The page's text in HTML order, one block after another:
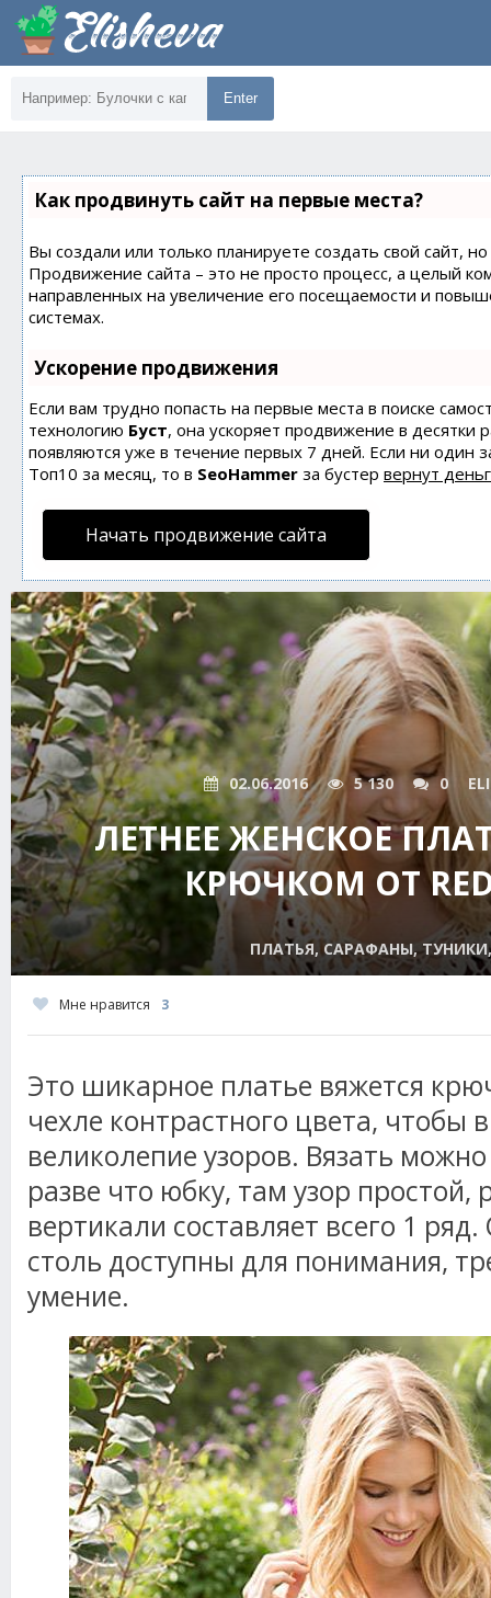
Enter
Как продвинуть сайт на первые места?
Вы создали или только планируете создать свой сайт,
Продвижение сайта – это не просто процесс, а целый
направленных на увеличение его посещаемости и
системах.
Ускорение продвижения
Если вам трудно попасть на первые места в поиске
технологию Буст, она ускоряет продвижение в десятки
появляются уже в течение первых 7 дней. Если ни один
Топ10 за месяц, то в SeoHammer за бустер вернут
Начать продвижение сайта
02.06.2016 5 130 0
ЛЕТНЕЕ ЖЕНСКОЕ
КРЮЧКОМ ОТ RED
ПЛАТЬЯ, САРАФАНЫ,
Мне нравится 3
Это шикарное платье вяжется
чехле контрастного цвета, чтобы
великолепие узоров. Вязать
разве что юбку, там узор простой,
вертикали составляет всего 1
столь доступны для понимания,
умение.